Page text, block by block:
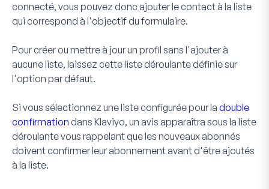
connecté, vous pouvez donc ajouter le contact à la liste
qui correspond à l'objectif du formulaire.
Pour créer ou mettre à jour un profil sans l'ajouter à
aucune liste, laissez cette liste déroulante définie sur
l'option par défaut.
Si vous sélectionnez une liste configurée pour la double
confirmation dans Klaviyo, un avis apparaîtra sous la liste
déroulante vous rappelant que les nouveaux abonnés
doivent confirmer leur abonnement avant d'être ajoutés
à la liste.